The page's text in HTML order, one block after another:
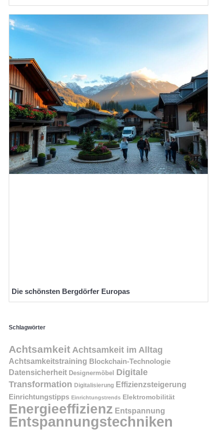
Die schönsten Bergdörfer Europas
Schlagwörter
Achtsamkeit Achtsamkeit im Alltag
Achtsamkeitstraining Blockchain-Technologie
Datensicherheit Designermöbel
Digitale
Transformation Digitalisierung Effizienzsteigerung
Einrichtungstipps Einrichtungstrends Elektromobilität
Energieeffizienz Entspannung
Entspannungstechniken